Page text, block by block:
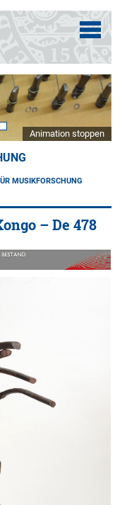
Animation stoppen
MUSIKFORSCHUNG
– De 478